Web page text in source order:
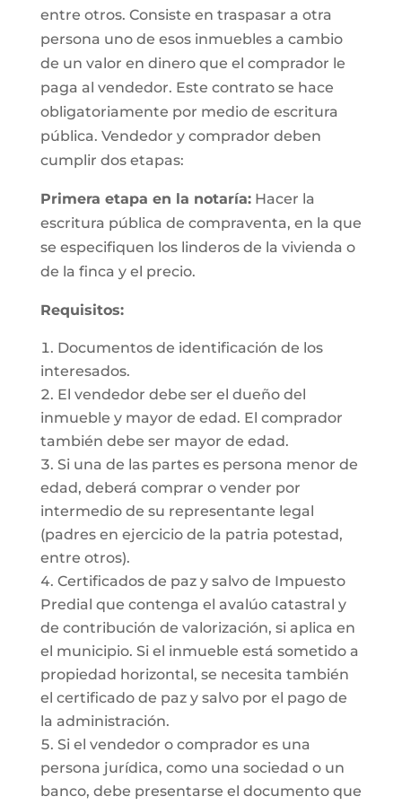
entre otros. Consiste en traspasar a otra
persona uno de esos inmuebles a cambio
de un valor en dinero que el comprador le
paga al vendedor. Este contrato se hace
obligatoriamente por medio de escritura
pública. Vendedor y comprador deben
cumplir dos etapas:
Primera etapa en la notaría:Hacer la
escritura pública de compraventa, en la que
se especifiquen los linderos de la vivienda o
de la finca y el precio.
Requisitos:
Documentos de identificación de los
interesados.
El vendedor debe ser el dueño del
inmueble y mayor de edad. El comprador
también debe ser mayor de edad.
Si una de las partes es persona menor de
edad, deberá comprar o vender por
intermedio de su representante legal
(padres en ejercicio de la patria potestad,
entre otros).
Certificados de paz y salvo de Impuesto
Predial que contenga el avalúo catastral y
de contribución de valorización, si aplica en
el municipio. Si el inmueble está sometido a
propiedad horizontal, se necesita también
el certificado de paz y salvo por el pago de
la administración.
Si el vendedor o comprador es una
persona jurídica, como una sociedad o un
banco, debe presentarse el documento que